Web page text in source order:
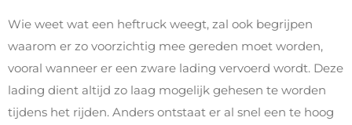
Wie weet wat een heftruck weegt, zal ook begrijpen
waarom er zo voorzichtig mee gereden moet worden,
vooral wanneer er een zware lading vervoerd wordt. Deze
lading dient altijd zo laag mogelijk gehesen te worden
tijdens het rijden. Anders ontstaat er al snel een te hoog